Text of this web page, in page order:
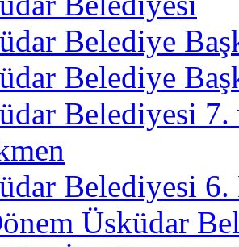
Belediye
Belediye
Belediyesi
Belediyesi 6.
Üsküdar